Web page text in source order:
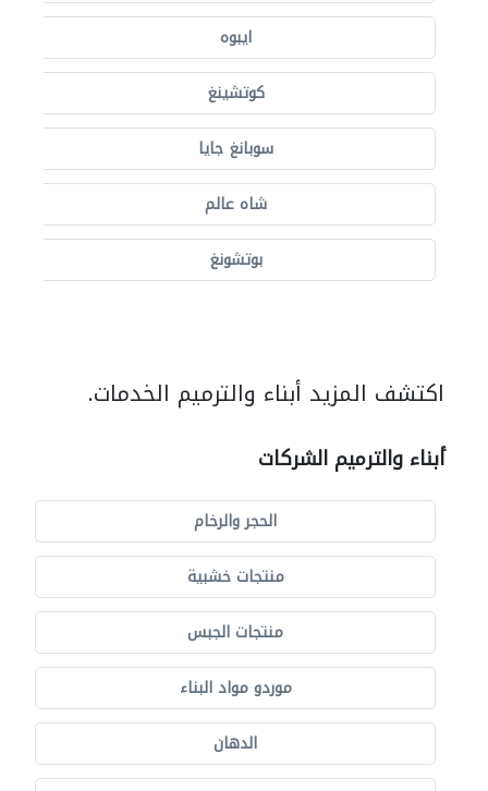
ايبوه
كوتشينغ
سوبانغ جايا
شاه عالم
بوتشونغ
اكتشف المزيد أبناء والترميم الخدمات.
أبناء والترميم الشركات
الحجر والرخام
منتجات خشبية
منتجات الجبس
موردو مواد البناء
الدهان